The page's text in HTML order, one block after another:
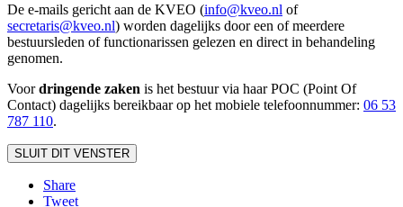
De e-mails gericht aan de KVEO (info@kveo.nl of
secretaris@kveo.nl) worden dagelijks door een of meerdere
bestuursleden of functionarissen gelezen en direct in behandeling
genomen.
Voordringende zaken is het bestuur via haar POC (Point Of
Contact) dagelijks bereikbaar op het mobiele telefoonnummer: 06 53
787 110.
SLUIT DIT VENSTER
Share
Tweet